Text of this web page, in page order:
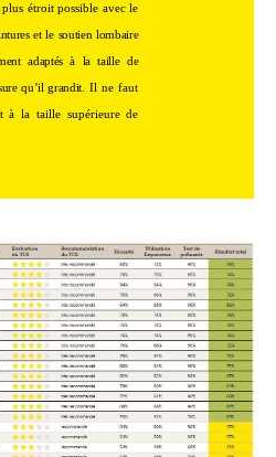
étroit possible avec le
et le soutien lombaire
adaptés à la taille de
qu’il grandit . Il ne faut
à la taille supérieure de